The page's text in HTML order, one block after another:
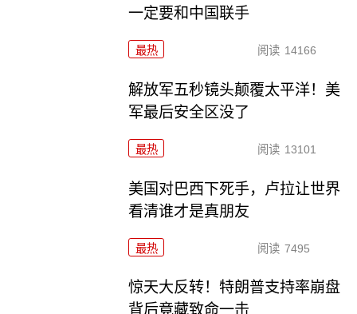
一定要和中国联手
最热 阅读 14166
解放军五秒镜头颠覆太平洋！美
军最后安全区没了
最热 阅读 13101
美国对巴西下死手，卢拉让世界
看清谁才是真朋友
最热 阅读 7495
惊天大反转！特朗普支持率崩盘
背后竟藏致命一击